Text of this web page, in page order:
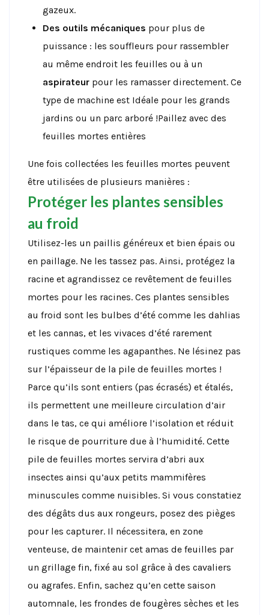
gazeux.
Des outils mécaniques pour plus de
puissance : les souffleurs pour rassembler
au même endroit les feuilles ou à un
aspirateur pour les ramasser directement. Ce
type de machine est Idéale pour les grands
jardins ou un parc arboré !Paillez avec des
feuilles mortes entières
Une fois collectées les feuilles mortes peuvent
être utilisées de plusieurs manières :
Protéger les plantes sensibles
au froid
Utilisez-les un paillis généreux et bien épais ou
en paillage. Ne les tassez pas. Ainsi, protégez la
racine et agrandissez ce revêtement de feuilles
mortes pour les racines. Ces plantes sensibles
au froid sont les bulbes d’été comme les dahlias
et les cannas, et les vivaces d’été rarement
rustiques comme les agapanthes. Ne lésinez pas
sur l’épaisseur de la pile de feuilles mortes !
Parce qu’ils sont entiers (pas écrasés) et étalés,
ils permettent une meilleure circulation d’air
dans le tas, ce qui améliore l’isolation et réduit
le risque de pourriture due à l’humidité. Cette
pile de feuilles mortes servira d’abri aux
insectes ainsi qu’aux petits mammifères
minuscules comme nuisibles. Si vous constatiez
des dégâts dus aux rongeurs, posez des pièges
pour les capturer. Il nécessitera, en zone
venteuse, de maintenir cet amas de feuilles par
un grillage fin, fixé au sol grâce à des cavaliers
ou agrafes. Enfin, sachez qu’en cette saison
automnale, les frondes de fougères sèches et les